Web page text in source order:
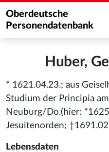
Oberdeutsche
Personendatenbank
Huber,
* 1621.04.23.; aus
Studium der Principia
Neuburg/Do.(hier:
Jesuitenorden;
Lebensdaten